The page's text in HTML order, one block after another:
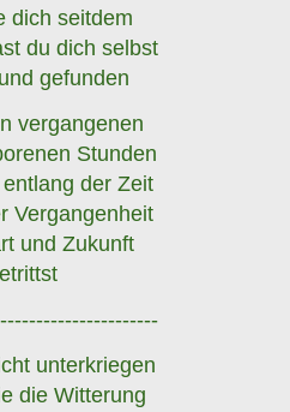
dich seitdem
du dich selbst
gefunden
vergangenen
Stunden
der Zeit
Vergangenheit
und Zukunft
unterkriegen
die Witterung